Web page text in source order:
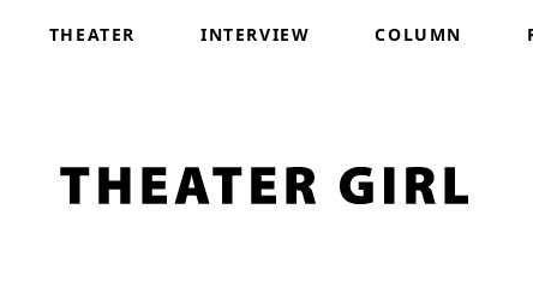
THEATER INTERVIEW COLUMN